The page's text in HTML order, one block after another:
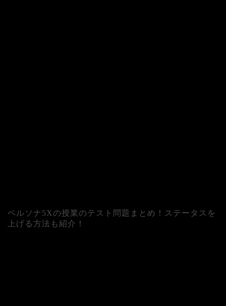
ペルソナ5Xの授業のテスト問題まとめ！ステータスを
上げる方法も紹介！